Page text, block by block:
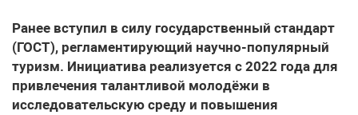
Ранее вступил в силу государственный стандарт
(ГОСТ), регламентирующий научно-популярный
туризм. Инициатива реализуется с 2022 года для
привлечения талантливой молодёжи в
исследовательскую среду и повышения